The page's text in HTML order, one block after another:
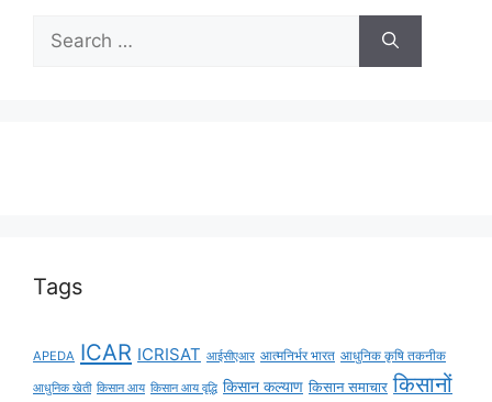
Tags
APEDA ICAR ICRISAT आईसीएआर आत्मनिर्भर भारत आधुनिक कृषि तकनीक
आधुनिक खेती किसान आय किसान आय वृद्धि किसान कल्याण किसान समाचार किसानों